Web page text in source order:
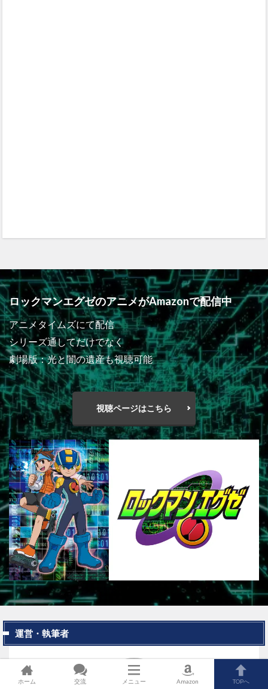
ロックマンエグゼのアニメがAmazonで配信中
アニメタイムズにて配信
シリーズ通してだけでなく
劇場版：光と闇の遺産も視聴可能
視聴ページはこちら
運営・執筆者
ホーム 交流 メニュー Amazon TOPへ